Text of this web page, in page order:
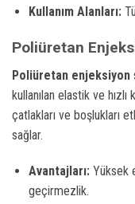
Kullanım Alanları:
Poliüretan
Poliüretan enjeksiyon
kullanılan elastik ve
çatlakları ve boşlukları
sağlar.
Avantajları:Yüksek
geçirmezlik.